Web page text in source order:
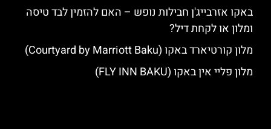
באקו אזרבייג'ן חבילות נופש – האם להזמין לבד טיסה
ומלון או לקחת דיל?
מלון קורטיארד באקו (Courtyard by Marriott Baku)
מלון פליי אין באקו (FLY INN BAKU)